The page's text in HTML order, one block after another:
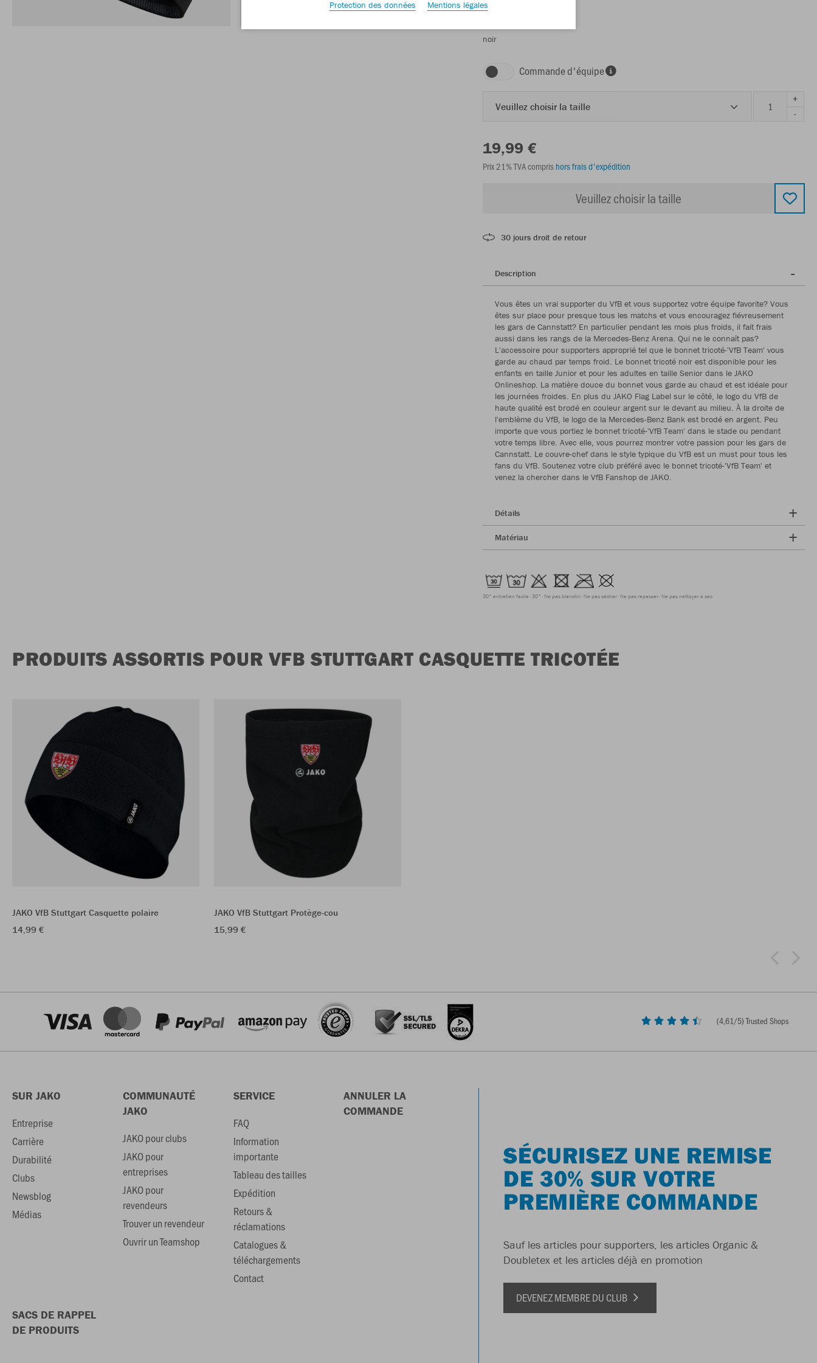
noir
Commande d'équipe
Veuillez choisir la taille
+
-
19,99 €
Prix 21% TVA compris hors frais d'expédition
Veuillez choisir la taille
30 jours droit de retour
Description
Vous êtes un vrai supporter du VfB et vous supportez votre équipe favorite? Vous
êtes sur place pour presque tous les matchs et vous encouragez fiévreusement
les gars de Cannstatt? En particulier pendant les mois plus froids, il fait frais
aussi dans les rangs de la Mercedes-Benz Arena. Qui ne le connaît pas?
L'accessoire pour supporters approprié tel que le bonnet tricoté-'VfB Team' vous
garde au chaud par temps froid. Le bonnet tricoté noir est disponible pour les
enfants en taille Junior et pour les adultes en taille Senior dans le JAKO
Onlineshop. La matière douce du bonnet vous garde au chaud et est idéale pour
les journées froides. En plus du JAKO Flag Label sur le côté, le logo du VfB de
haute qualité est brodé en couleur argent sur le devant au milieu. À la droite de
l'emblème du VfB, le logo de la Mercedes-Benz Bank est brodé en argent. Peu
importe que vous portiez le bonnet tricoté-'VfB Team' dans le stade ou pendant
votre temps libre. Avec elle, vous pourrez montrer votre passion pour les gars de
Cannstatt. Le couvre-chef dans le style typique du VfB est un must pour tous les
fans du VfB. Soutenez votre club préféré avec le bonnet tricoté-'VfB Team' et
venez la chercher dans le VfB Fanshop de JAKO.
Détails
Matériau
30° entretien facile 30° Ne pas blanchir Ne pas sécher Ne pas repasser Ne pas nettoyer à sec
PRODUITS ASSORTIS POUR VFB STUTTGART CASQUETTE TRICOTÉE
JAKO VfB Stuttgart Casquette polaire
14,99 €
JAKO VfB Stuttgart Protège-cou
15,99 €
(4,61/5) Trusted Shops
SUR JAKO
Entreprise
Carrière
Durabilité
Clubs
Newsblog
Médias
COMMUNAUTÉ
JAKO
JAKO pour clubs
JAKO pour
entreprises
JAKO pour
revendeurs
Trouver un revendeur
Ouvrir un Teamshop
SERVICE
FAQ
Information
importante
Tableau des tailles
Expédition
Retours &
réclamations
Catalogues &
téléchargements
Contact
ANNULER LA
COMMANDE
SACS DE RAPPEL
DE PRODUITS
SÉCURISEZ UNE REMISE
DE 30% SUR VOTRE
PREMIÈRE COMMANDE
Sauf les articles pour supporters, les articles Organic &
Doubletex et les articles déjà en promotion
DEVENEZ MEMBRE DU CLUB
Protection des données Mentions légales